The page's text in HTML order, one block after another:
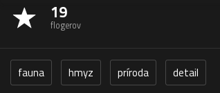
19
flogerov
fauna hmyz príroda
detail